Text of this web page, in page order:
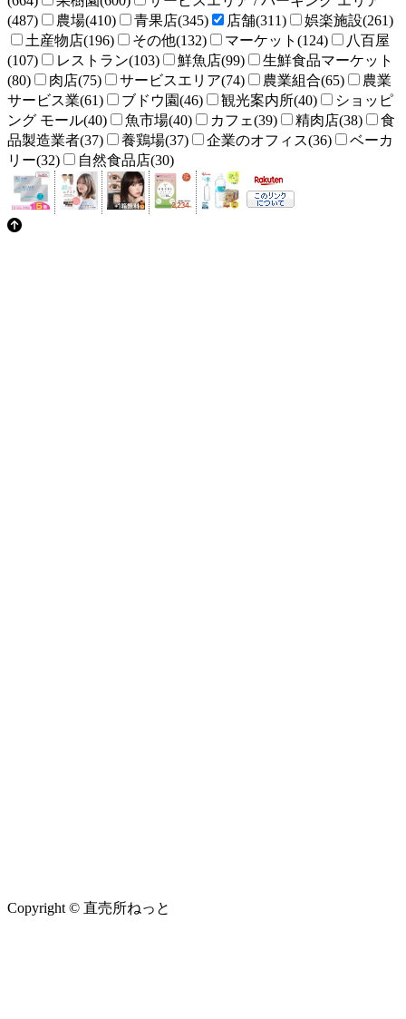
(487)
農場(410) 青果店(345) 店舗(311)
娯楽施設(261)
土産物店(196)
その他(132) マーケット(124)
八百屋
(107)
レストラン(103) 鮮魚店(99)
生鮮食品マーケット
(80)
肉店(75) サービスエリア(74) 農業組合(65)
農業
サービス業(61)
ブドウ園(46) 観光案内所(40)
ショッピ
ング モール(40)
魚市場(40) カフェ(39) 精肉店(38)
食
品製造業者(37)
養鶏場(37) 企業のオフィス(36)
ベーカ
リー(32)
自然食品店(30)
Copyright © 直売所ねっと